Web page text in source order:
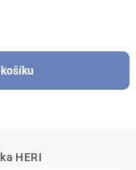
košíku
HERI